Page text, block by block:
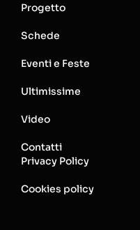
Progetto
Schede
Eventi e Feste
Ultimissime
Video
Contatti
Privacy Policy
Cookies policy